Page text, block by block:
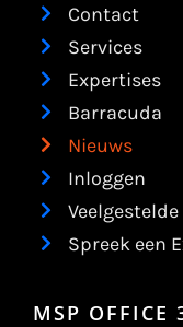
Contact
Services
Expertises
Barracuda
Nieuws
Inloggen
Spreek een
MSP OFFICE